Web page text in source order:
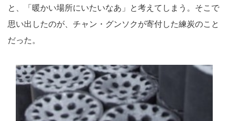
と、「暖かい場所にいたいなあ」と考えてしまう。そこで
思い出したのが、チャン・グンソクが寄付した練炭のこと
だった。